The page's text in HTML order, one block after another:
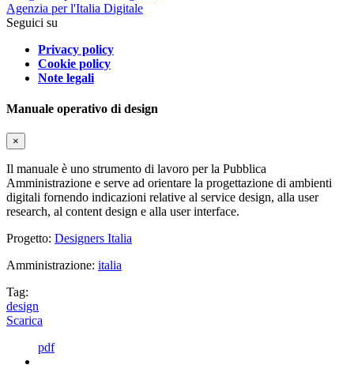
Agenzia per l'Italia Digitale
Seguici su
Privacy policy
Cookie policy
Note legali
Manuale operativo di design
×
Il manuale è uno strumento di lavoro per la Pubblica
Amministrazione e serve ad orientare la progettazione di ambienti
digitali fornendo indicazioni relative al service design, alla user
research, al content design e alla user interface.
Progetto: Designers Italia
Amministrazione: italia
Tag:
design
Scarica
pdf